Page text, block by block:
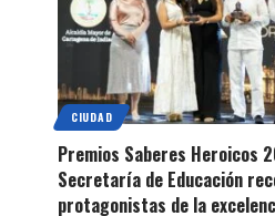
CIUDAD
Premios Saberes Heroicos
Secretaría de Educación
protagonistas de la